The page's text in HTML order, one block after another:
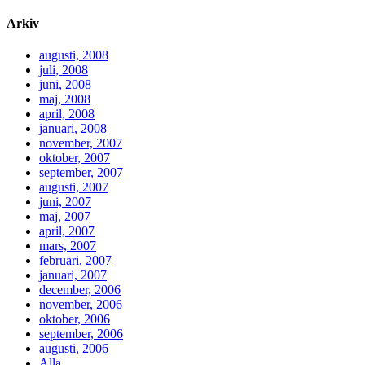
Arkiv
augusti, 2008
juli, 2008
juni, 2008
maj, 2008
april, 2008
januari, 2008
november, 2007
oktober, 2007
september, 2007
augusti, 2007
juni, 2007
maj, 2007
april, 2007
mars, 2007
februari, 2007
januari, 2007
december, 2006
november, 2006
oktober, 2006
september, 2006
augusti, 2006